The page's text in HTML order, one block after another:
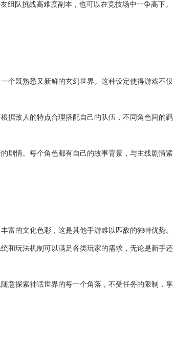
组队挑战高难度副本，也可以在竞技场中一争高下。
个既熟悉又新鲜的玄幻世界。这种设定使得游戏不仅
据敌人的特点合理搭配自己的队伍，不同角色间的羁
剧情。每个角色都有自己的故事背景，与主线剧情紧
富的文化色彩，这是其他手游难以匹敌的独特优势。
和玩法机制可以满足各类玩家的需求，无论是新手还
意探索神话世界的每一个角落，不受任务的限制，享